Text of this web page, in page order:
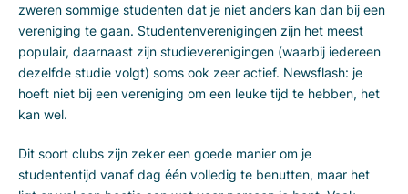
zweren sommige studenten dat je niet anders kan dan bij een
vereniging te gaan. Studentenverenigingen zijn het meest
populair, daarnaast zijn studieverenigingen (waarbij iedereen
dezelfde studie volgt) soms ook zeer actief. Newsflash: je
hoeft niet bij een vereniging om een leuke tijd te hebben, het
kan wel.
Dit soort clubs zijn zeker een goede manier om je
studententijd vanaf dag één volledig te benutten, maar het